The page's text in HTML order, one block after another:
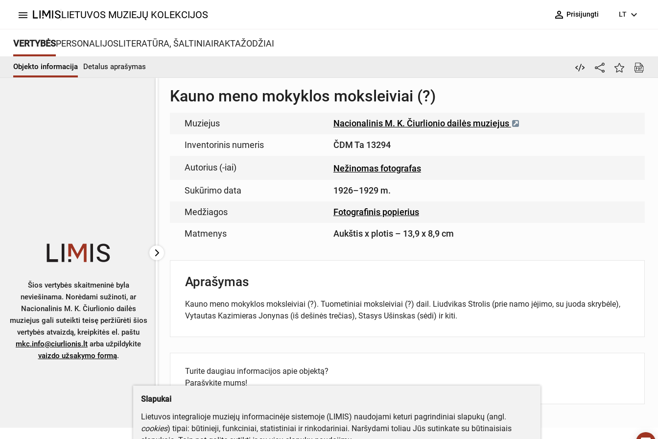
menu LIETUVOS MUZIEJŲ KOLEKCIJOS person_outline Prisijungti LT expand_more
VERTYBĖSPERSONALIJOSLITERATŪRA, ŠALTINIAIRAKTAŽODŽIAI
Objekto informacija Detalus aprašymas
Šios vertybės skaitmeninė byla
neviešinama. Norėdami sužinoti, ar
Nacionalinis M. K. Čiurlionio dailės
muziejus gali suteikti teisę peržiūrėti šios
vertybės atvaizdą, kreipkitės el. paštu
mkc.info@ciurlionis.lt arba užpildykite
vaizdo užsakymo formą.
Kauno meno mokyklos moksleiviai (?)
Muziejus Nacionalinis M. K. Čiurlionio dailės muziejus
Inventorinis numeris ČDM Ta 13294
Autorius (-iai) Nežinomas fotografas
Sukūrimo data 1926–1929 m.
Medžiagos Fotografinis popierius
Matmenys Aukštis x plotis – 13,9 x 8,9 cm
Aprašymas
Kauno meno mokyklos moksleiviai (?). Tuometiniai moksleiviai (?) dail. Liudvikas Strolis (prie namo įėjimo, su juoda skrybėle),
Vytautas Kazimieras Jonynas (iš dešinės trečias), Stasys Ušinskas (sėdi) ir kiti.
Turite daugiau informacijos apie objektą?
Parašykite mums!
Slapukai
Lietuvos integralioje muziejų informacinėje sistemoje (LIMIS) naudojami keturi pagrindiniai slapukų (angl.
cookies) tipai: būtinieji, funkciniai, statistiniai ir rinkodariniai. Naršydami toliau Jūs sutinkate su būtinaisiais